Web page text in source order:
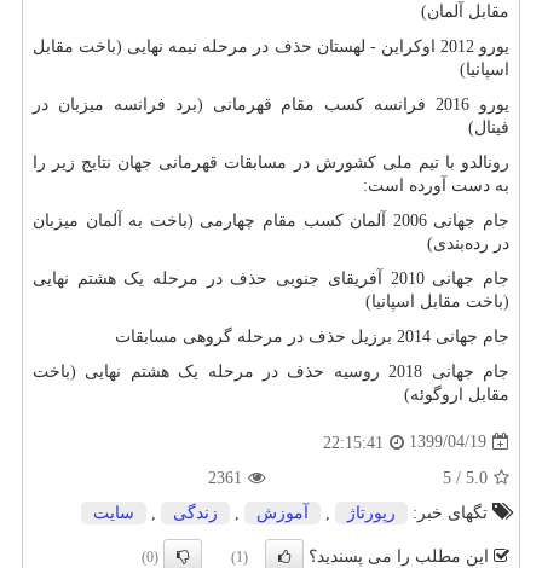
مقابل آلمان)
یورو 2012 اوکراین - لهستان حذف در مرحله نیمه نهایی (باخت مقابل
اسپانیا)
یورو 2016 فرانسه کسب مقام قهرمانی (برد فرانسه میزبان در
فینال)
رونالدو با تیم ملی کشورش در مسابقات قهرمانی جهان نتایج زیر را
به دست آورده است:
جام جهانی 2006 آلمان کسب مقام چهارمی (باخت به آلمان میزبان
در رده‌بندی)
جام جهانی 2010 آفریقای جنوبی حذف در مرحله یک هشتم نهایی
(باخت مقابل اسپانیا)
جام جهانی 2014 برزیل حذف در مرحله گروهی مسابقات
جام جهانی 2018 روسیه حذف در مرحله یک هشتم نهایی (باخت
مقابل اروگوئه)
1399/04/19
22:15:41
5.0
/
5
2361
تگهای خبر:
رپورتاژ آموزش زندگی سایت
این مطلب را می پسندید؟ (1)
(0)